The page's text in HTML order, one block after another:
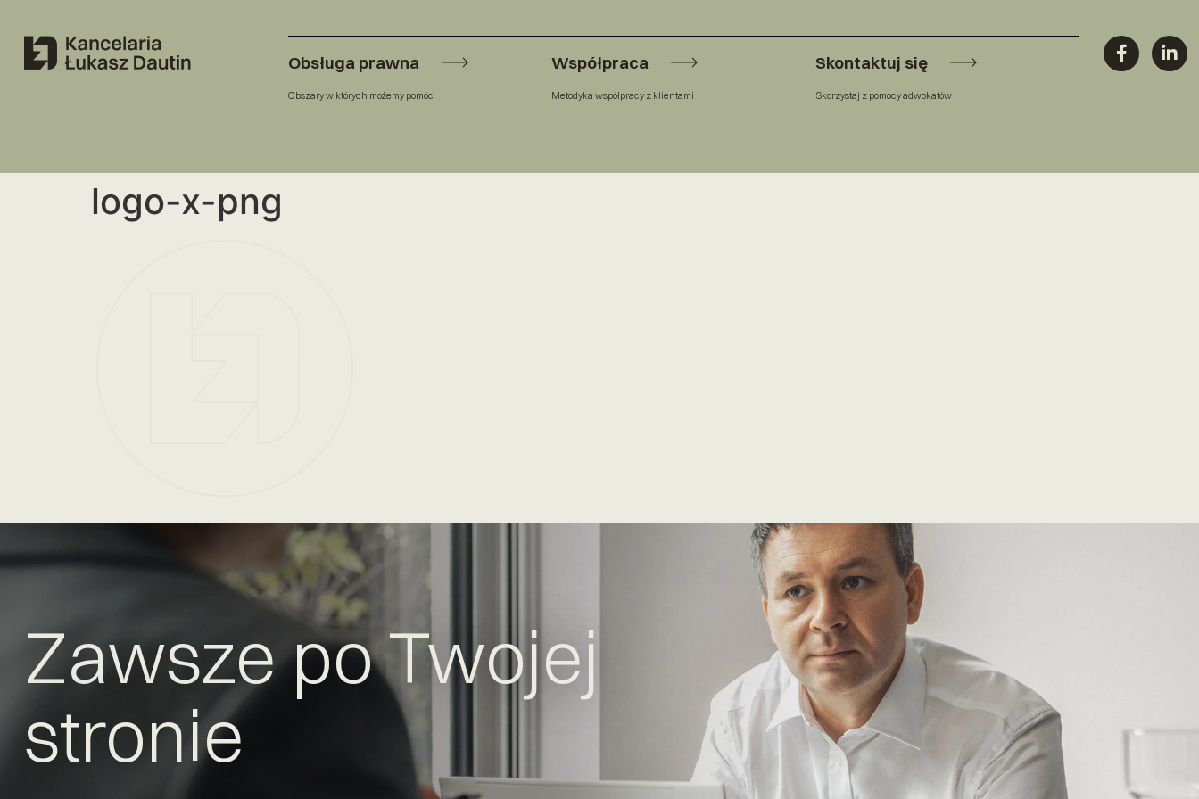
Obsługa prawna
Obszary w których możemy pomóc
Współpraca
Metodyka współpracy z klientami
Skontaktuj się
Skorzystaj z pomocy adwokatów
logo-x-png
Zawsze po Twojej
stronie